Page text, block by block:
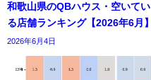
和歌山県のQBハウス・空いてい
る店舗ランキング【2026年6月】
2026年6月4日